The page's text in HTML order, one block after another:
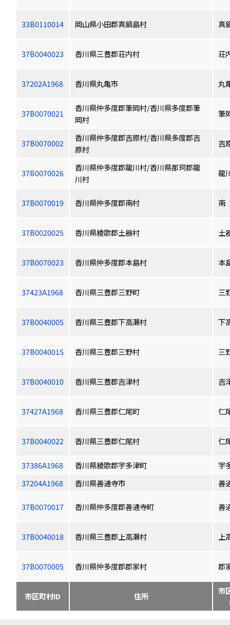
33B0110014 岡山県小田郡真鍋島村 真
37B0040023 香川県三豊郡荘内村 荘
37202A1968 香川県丸亀市 丸
37B0070021
香川県仲多度郡筆岡村/香川県多度郡筆
岡村
筆
37B0070002
香川県仲多度郡吉原村/香川県多度郡吉
原村
吉
37B0070026
香川県仲多度郡龍川村/香川県那珂郡龍
川村
龍
37B0070019 香川県仲多度郡南村 南
37B0020025 香川県綾歌郡土器村 土
37B0070023 香川県仲多度郡本島村 本
37423A1968 香川県三豊郡三野町 三
37B0040005 香川県三豊郡下高瀬村 下
37B0040015 香川県三豊郡三野村 三
37B0040010 香川県三豊郡吉津村 吉
37427A1968 香川県三豊郡仁尾町 仁
37B0040022 香川県三豊郡仁尾村 仁
37386A1968 香川県綾歌郡宇多津町
宇
37204A1968
香川県善通寺市 善
37B0070017 香川県仲多度郡善通寺町 善
37B0040018 香川県三豊郡上高瀬村 上
37B0070005 香川県仲多度郡郡家村 郡
市区町村ID 住所
市